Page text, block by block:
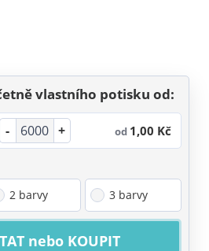
vlastního potisku od:
- + od 1,00 Kč
2 barvy 3 barvy
nebo KOUPIT